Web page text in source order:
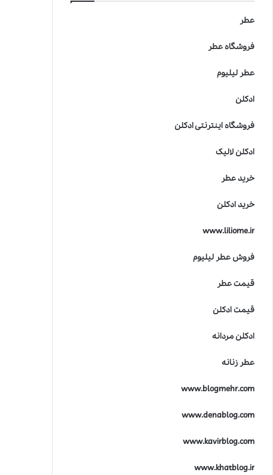
عطر
فروشگاه عطر
عطر لیلیوم
ادکلن
فروشگاه اینترنتی ادکلن
ادکلن لالیک
خرید عطر
خرید ادکلن
www.liliome.ir
فروش عطر لیلیوم
قیمت عطر
قیمت ادکلن
ادکلن مردانه
عطر زنانه
www.blogmehr.com
www.denablog.com
www.kavirblog.com
www.khatblog.ir